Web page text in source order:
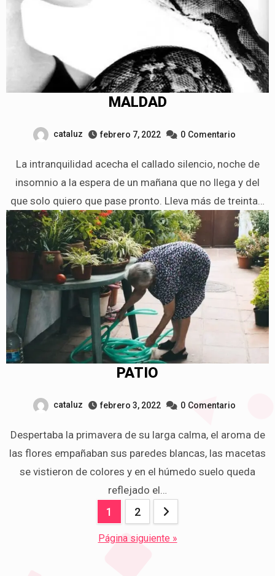
MALDAD
cataluz febrero 7, 2022 0 Comentario
La intranquilidad acecha el callado silencio, noche de
insomnio a la espera de un mañana que no llega y del
que solo quiero que pase pronto. Lleva más de treinta…
PATIO
cataluz febrero 3, 2022 0 Comentario
Despertaba la primavera de su larga calma, el aroma de
las flores empañaban sus paredes blancas, las macetas
se vistieron de colores y en el húmedo suelo queda
reflejado el…
Navegación
1 2
Página siguiente »